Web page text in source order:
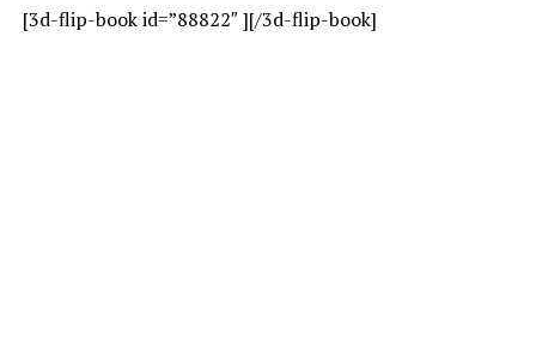
[3d-flip-book id=”88822″ ][/3d-flip-book]